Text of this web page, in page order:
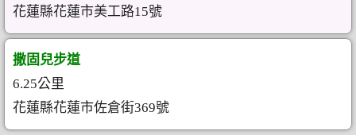
花蓮縣花蓮市美工路15號
撒固兒步道
6.25公里
花蓮縣花蓮市佐倉街369號